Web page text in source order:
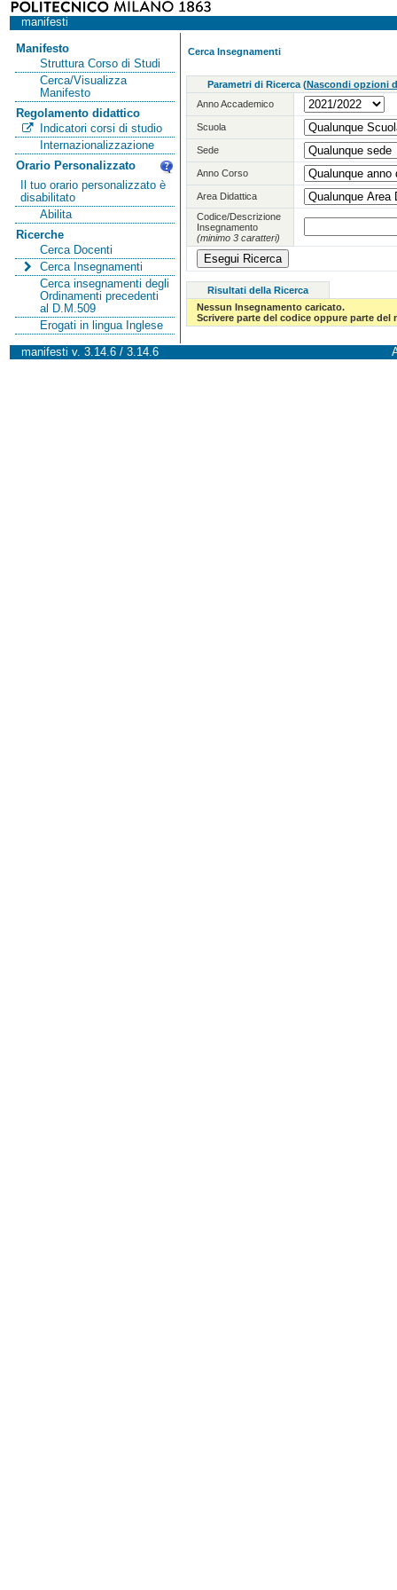
manifesti
Manifesto
Struttura Corso di Studi
Cerca/Visualizza
Manifesto
Regolamento didattico
Indicatori corsi di studio
Internazionalizzazione
Orario Personalizzato
Il tuo orario personalizzato è
disabilitato
Abilita
Ricerche
Cerca Docenti
Cerca Insegnamenti
Cerca insegnamenti degli
Ordinamenti precedenti
al D.M.509
Erogati in lingua Inglese
Cerca Insegnamenti
Parametri di Ricerca (Nascondi opzioni
Anno Accademico
Scuola
Sede
Anno Corso
Area Didattica
Codice/Descrizione
Insegnamento
(minimo 3 caratteri)
Risultati della Ricerca
Nessun Insegnamento caricato.
Scrivere parte del codice oppure parte
manifesti v. 3.14.6 / 3.14.6